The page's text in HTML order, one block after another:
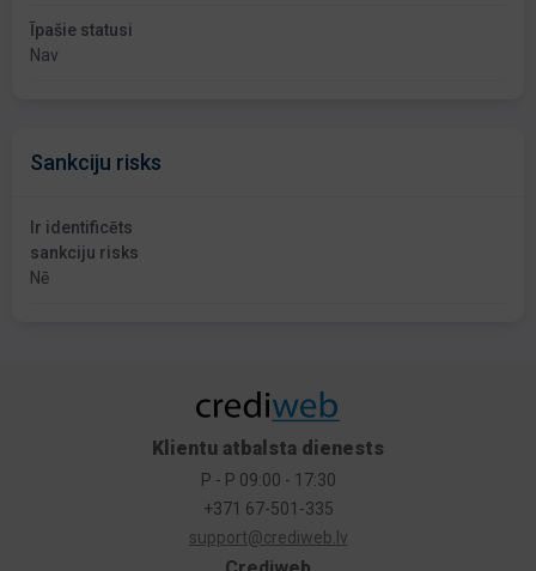
Īpašie statusi
Nav
Sankciju risks
Ir identificēts
sankciju risks
Nē
Klientu atbalsta dienests
P - P 09:00 - 17:30
+371 67-501-335
support@crediweb.lv